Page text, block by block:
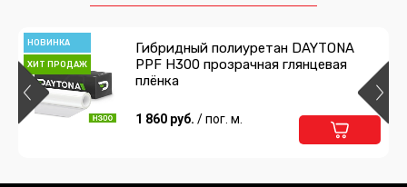
Глянцевая полиуретановая пленка
Космический Серый DAYTONA PPF
4 763 руб./ пог. м.
В корзину
НОВИНКА
ХИТ ПРОДАЖ
Гибридный полиуретан DAYTONA
PPF H300 прозрачная глянцевая
плёнка
1 860 руб. / пог. м.